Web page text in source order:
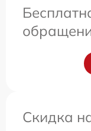
Скидка